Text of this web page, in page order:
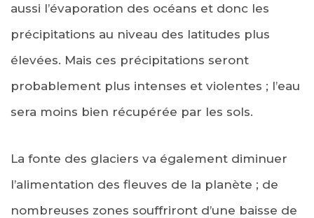
aussi l’évaporation des océans et donc les
précipitations au niveau des latitudes plus
élevées. Mais ces précipitations seront
probablement plus intenses et violentes ; l’eau
sera moins bien récupérée par les sols.
La fonte des glaciers va également diminuer
l’alimentation des fleuves de la planète ; de
nombreuses zones souffriront d’une baisse de